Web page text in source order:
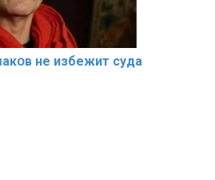
не избeжит cyдa